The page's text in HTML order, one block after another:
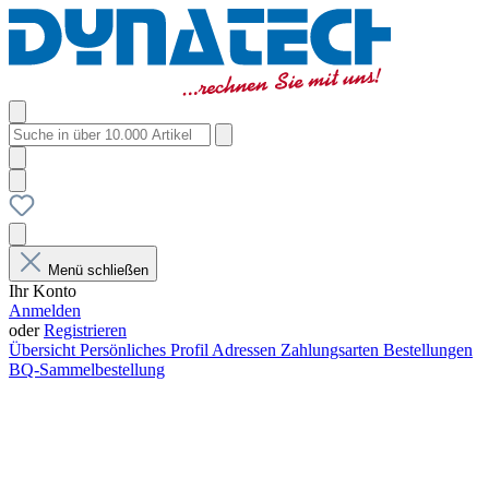
Menü schließen
Ihr Konto
Anmelden
oderRegistrieren
Übersicht Persönliches Profil Adressen Zahlungsarten Bestellungen
BQ-Sammelbestellung